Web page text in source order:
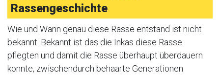
Rassengeschichte
Wie und Wann genau diese Rasse entstand ist nicht
bekannt. Bekannt ist das die Inkas diese Rasse
pflegten und damit die Rasse überhaupt überdauern
konnte, zwischendurch behaarte Generationen